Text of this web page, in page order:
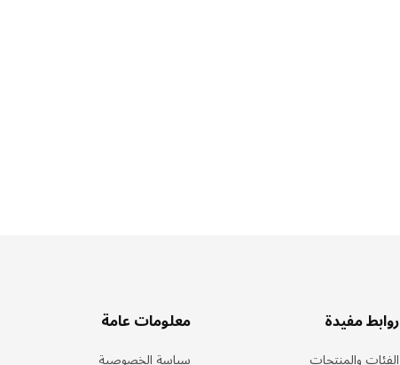
روابط مفيدة
الفئات والمنتجات
معلومات عامة
سياسة الخصوصية